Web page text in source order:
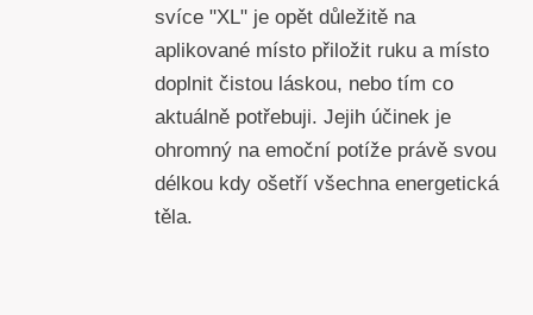
svíce "XL" je opět důležitě na
aplikované místo přiložit ruku a místo
doplnit čistou láskou, nebo tím co
aktuálně potřebuji. Jejih účinek je
ohromný na emoční potíže právě svou
délkou kdy ošetří všechna energetická
těla.